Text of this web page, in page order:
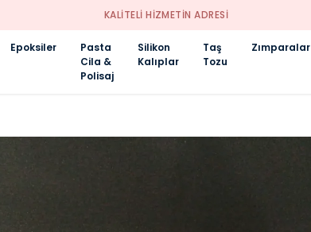
KALİTELİ HİZMETİN ADRESİ
Epoksiler
Pasta
Cila &
Polisaj
Silikon
Kalıplar
Taş
Tozu
Zımparalar